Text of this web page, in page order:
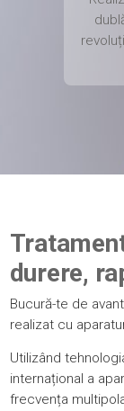
durere,
Bucură-te de
realizat cu
Utilizând
internațional a
frecvența